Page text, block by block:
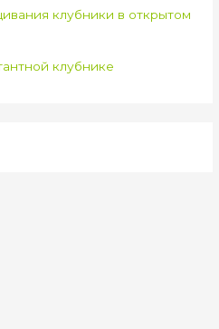
клубники в открытом
клубнике